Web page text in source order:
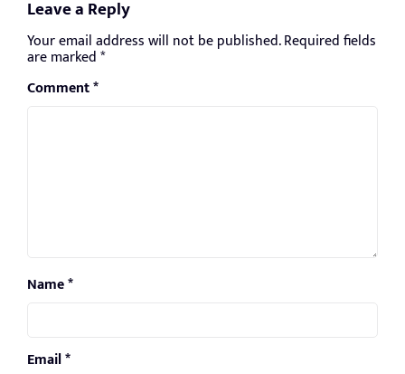
Leave a Reply
Your email address will not be published.Required fields
are marked*
Comment*
Name*
Email*